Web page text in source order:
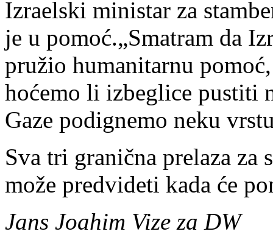
Izraelski ministar za
je u pomoć.„Smatram da
pružio humanitarnu
hoćemo li izbeglice pustiti
Gaze podignemo neku
Sva tri granična prelaza za
može predvideti kada će
Jans Joahim Vize za DW